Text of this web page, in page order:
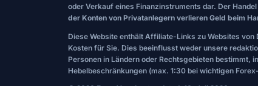
oder Verkauf eines Finanzinstruments dar. Der
der Konten von Privatanlegern verlieren Geld beim
Diese Website enthält Affiliate-Links zu Websites
Kosten für Sie. Dies beeinflusst weder unsere
Personen in Ländern oder Rechtsgebieten bestimmt,
Hebelbeschränkungen (max. 1:30 bei wichtigen